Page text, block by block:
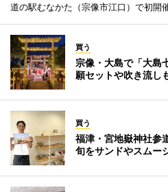
道の駅むなかた（宗像市江口）で初開
買う
宗像・大島で「大
願セットや吹き流し
買う
福津・宮地嶽神社
旬をサンドやスムー